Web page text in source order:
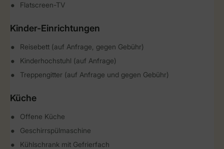
Flatscreen-TV
Kinder-Einrichtungen
Reisebett (auf Anfrage, gegen Gebühr)
Kinderhochstuhl (auf Anfrage)
Treppengitter (auf Anfrage und gegen Gebühr)
Küche
Offene Küche
Geschirrspülmaschine
Kühlschrank mit Gefrierfach